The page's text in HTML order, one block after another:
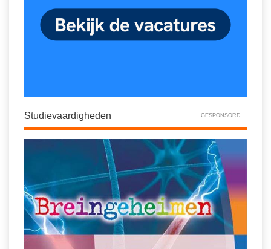
Studievaardigheden GESPONSORD